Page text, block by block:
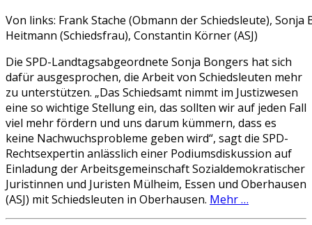
Von links: Frank Stache (Obmann der Schiedsleute), Sonja
Heitmann (Schiedsfrau), Constantin Körner (ASJ)
Die SPD-Landtagsabgeordnete Sonja Bongers hat sich
dafür ausgesprochen, die Arbeit von Schiedsleuten mehr
zu unterstützen. „Das Schiedsamt nimmt im Justizwesen
eine so wichtige Stellung ein, das sollten wir auf jeden Fall
viel mehr fördern und uns darum kümmern, dass es
keine Nachwuchsprobleme geben wird“, sagt die SPD-
Rechtsexpertin anlässlich einer Podiumsdiskussion auf
Einladung der Arbeitsgemeinschaft Sozialdemokratischer
Juristinnen und Juristen Mülheim, Essen und Oberhausen
(ASJ) mit Schiedsleuten in Oberhausen. Mehr …